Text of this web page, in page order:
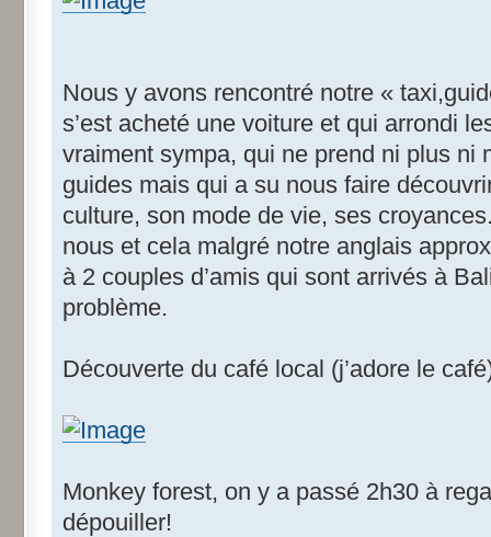
Nous y avons rencontré notre «
s’est acheté une voiture et qui arrondi
vraiment sympa, qui ne prend ni plus ni
guides mais qui a su nous faire
culture, son mode de vie, ses
nous et cela malgré notre anglais
à 2 couples d’amis qui sont arrivés à
problème.
Découverte du café local (j’adore le
Monkey forest, on y a passé 2h30 à
dépouiller!